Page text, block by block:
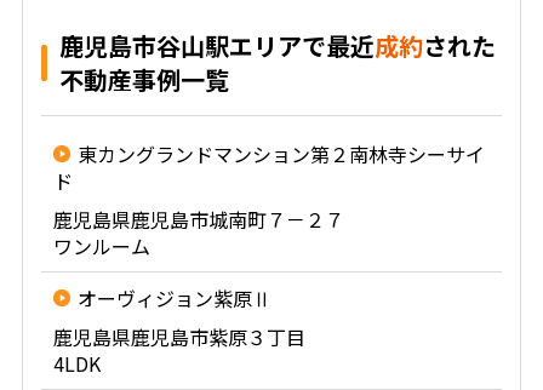
鹿児島市谷山駅エリアで最近成約された
不動産事例一覧
東カングランドマンション第２南林寺シーサイ
ド
鹿児島県鹿児島市城南町７－２７
ワンルーム
オーヴィジョン紫原Ⅱ
鹿児島県鹿児島市紫原３丁目
4LDK